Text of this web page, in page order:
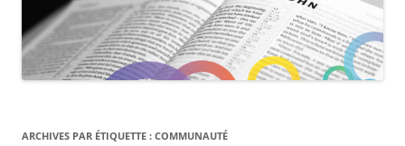
ARCHIVES PAR ÉTIQUETTE : COMMUNAUTÉ